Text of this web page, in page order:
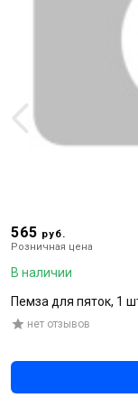
565 руб.
Розничная цена
В наличии
Пемза для пяток, 1
нет отзывов